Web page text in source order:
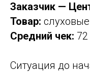
Заказчик —
Товар:
Средний чек:
Ситуация до